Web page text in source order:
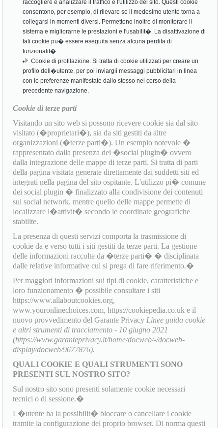
raccogliere e analizzare il traffico e l'utilizzo del sito. Questi cookie
consentono, per esempio, di rilevare se il medesimo utente torna a
collegarsi in momenti diversi. Permettono inoltre di monitorare il
sistema e migliorarne le prestazioni e l'usabilit�. La disattivazione di
tali cookie pu� essere eseguita senza alcuna perdita di
funzionalit�.
Cookie di profilazione. Si tratta di cookie utilizzati per creare un
profilo dell�utente, per poi inviargli messaggi pubblicitari in linea
con le preferenze manifestate dallo stesso nel corso della
precedente navigazione.
Cookie di terze parti
Visitando un sito web si possono ricevere cookie sia dal sito
visitato (�proprietari�), sia da siti gestiti da altre
organizzazioni (�terze parti�). Un esempio notevole �
rappresentato dalla presenza dei �social plugin� ovvero
dalla integrazione delle mappe di terze parti. Si tratta di parti
della pagina visitata generate direttamente dai suddetti siti ed
integrati nella pagina del sito ospitante. L'utilizzo pi� comune
dei social plugin � finalizzato alla condivisione dei contenuti
sui social network, mentre quello delle mappe permette di
localizzare l�attivit� secondo le coordinate geografiche
stabilite.
La presenza di questi servizi comporta la trasmissione di
cookie da e verso tutti i siti gestiti da terze parti. La gestione
delle informazioni raccolte da �terze parti� � disciplinata
dalle relative informative cui si prega di fare riferimento.�
Per maggiori informazioni sui tipi di cookie, caratteristiche e
loro funzionamento � possibile consultare i siti
https://www.allaboutcookies.org,
www.youronlinechoices.com, https://cookiepedia.co.uk e il
nuovo provvedimento del Garante Privacy Linee guida cookie
e altri strumenti di tracciamento - 10 giugno 2021
(https://www.garanteprivacy.it/home/docweb/-/docweb-
display/docweb/9677876).
QUALI COOKIE E QUALI STRUMENTI SONO
PRESENTI SUL NOSTRO SITO?
Sul nostro sito sono presenti solamente cookie necessari
tecnici o di sessione.�
L�utente ha la possibilit� bloccare o cancellare i cookie
tramite la configurazione del proprio browser. Di norma questi